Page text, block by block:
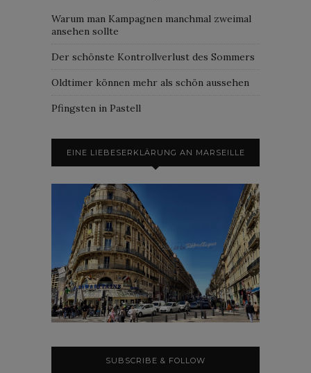
Warum man Kampagnen manchmal zweimal
ansehen sollte
Der schönste Kontrollverlust des Sommers
Oldtimer können mehr als schön aussehen
Pfingsten in Pastell
EINE LIEBESERKLÄRUNG AN MARSEILLE
SUBSCRIBE & FOLLOW